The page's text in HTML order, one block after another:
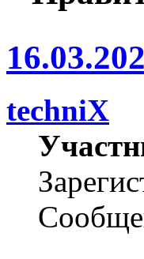
techniX